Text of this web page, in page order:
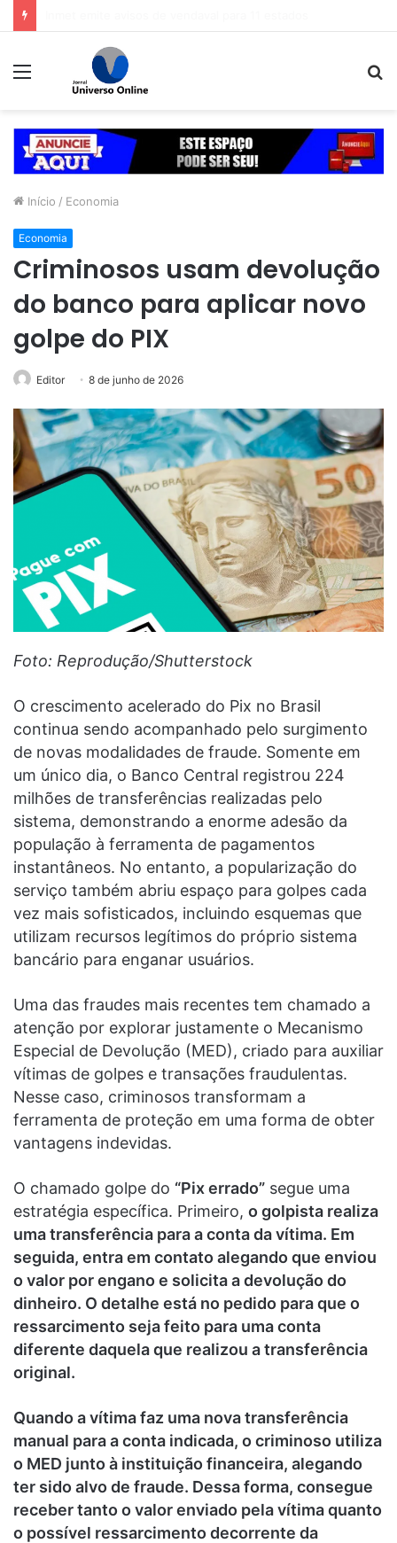
Menu
Início / Economia
Economia
Criminosos usam devolução
do banco para aplicar novo
golpe do PIX
Editor 8 de junho de 2026
Foto: Reprodução/Shutterstock
O crescimento acelerado do Pix no Brasil
continua sendo acompanhado pelo surgimento
de novas modalidades de fraude. Somente em
um único dia, o Banco Central registrou 224
milhões de transferências realizadas pelo
sistema, demonstrando a enorme adesão da
população à ferramenta de pagamentos
instantâneos. No entanto, a popularização do
serviço também abriu espaço para golpes cada
vez mais sofisticados, incluindo esquemas que
utilizam recursos legítimos do próprio sistema
bancário para enganar usuários.
Uma das fraudes mais recentes tem chamado a
atenção por explorar justamente o Mecanismo
Especial de Devolução (MED), criado para auxiliar
vítimas de golpes e transações fraudulentas.
Nesse caso, criminosos transformam a
ferramenta de proteção em uma forma de obter
vantagens indevidas.
O chamado golpe do “Pix errado” segue uma
estratégia específica. Primeiro, o golpista realiza
uma transferência para a conta da vítima. Em
seguida, entra em contato alegando que enviou
o valor por engano e solicita a devolução do
dinheiro. O detalhe está no pedido para que o
ressarcimento seja feito para uma conta
diferente daquela que realizou a transferência
original.
Quando a vítima faz uma nova transferência
manual para a conta indicada, o criminoso utiliza
o MED junto à instituição financeira, alegando
ter sido alvo de fraude. Dessa forma, consegue
receber tanto o valor enviado pela vítima quanto
o possível ressarcimento decorrente da